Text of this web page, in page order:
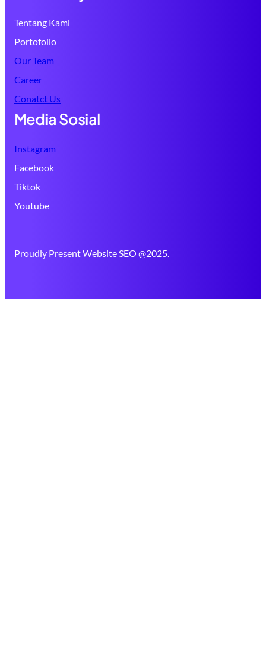
Tentang Kami
Portofolio
Our Team
Career
Conatct Us
Media Sosial
Instagram
Facebook
Tiktok
Youtube
Proudly Present Website SEO @2025.